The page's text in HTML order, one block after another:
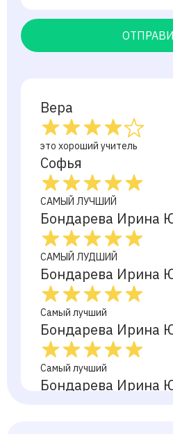
Вера
это хороший учитель
Софья
САМЫЙ ЛУЧШИЙ
Бондарева Ирина
САМЫЙ ЛУДШИЙ
Бондарева Ирина
Самый лучший
Бондарева Ирина
Самый лучший
Бондарева Ирина